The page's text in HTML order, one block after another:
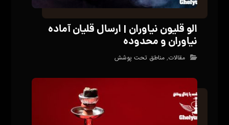
الو قلیون نیاوران | ارسال قلیان آماده
نیاوران و محدوده
مقالات,مناطق تحت پوشش